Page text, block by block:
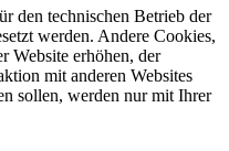
den technischen Betrieb der
werden. Andere Cookies,
Website erhöhen, der
mit anderen Websites
sollen, werden nur mit Ihrer